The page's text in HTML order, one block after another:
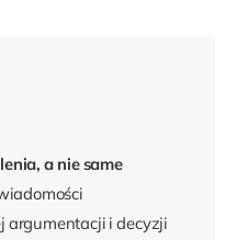
a nie same
argumentacji i decyzji